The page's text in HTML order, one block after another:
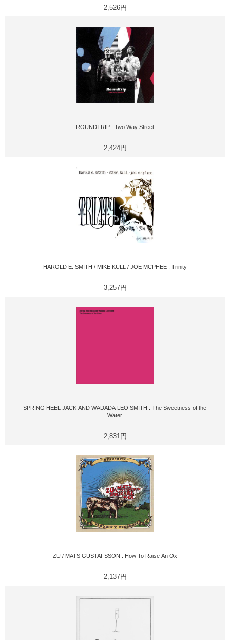
2,526円
ROUNDTRIP : Two Way Street
2,424円
HAROLD E. SMITH / MIKE KULL / JOE MCPHEE : Trinity
3,257円
SPRING HEEL JACK AND WADADA LEO SMITH : The Sweetness of the
Water
2,831円
ZU / MATS GUSTAFSSON : How To Raise An Ox
2,137円